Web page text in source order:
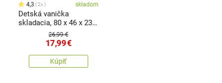
4,3 2x skladom
Detská vanička
skladacia, 80 x 46 x 23
26,99 €
17,99€
Kúpiť